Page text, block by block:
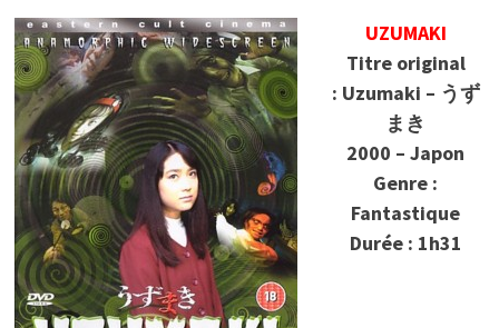
UZUMAKI
Titre original
: Uzumaki – うず
まき
2000 – Japon
Genre :
Fantastique
Durée : 1h31